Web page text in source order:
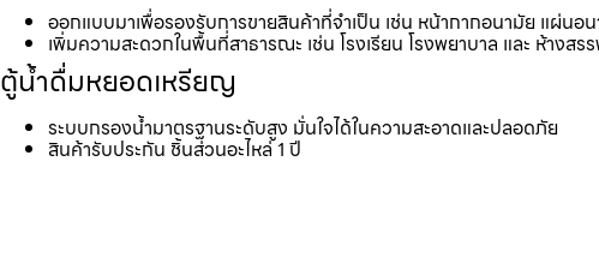
ออกแบบมาเพื่อรองรับการขายสินค้าที่จำเป็น เช่น หน้ากากอนามัย แผ่นอ
เพิ่มความสะดวกในพื้นที่สาธารณะ เช่น โรงเรียน โรงพยาบาล และ ห้างสร
ตู้น้ำดื่มหยอดเหรียญ
ระบบกรองน้ำมาตรฐานระดับสูง มั่นใจได้ในความสะอาดและปลอดภัย
สินค้ารับประกัน ชิ้นส่วนอะไหล่ 1 ปี